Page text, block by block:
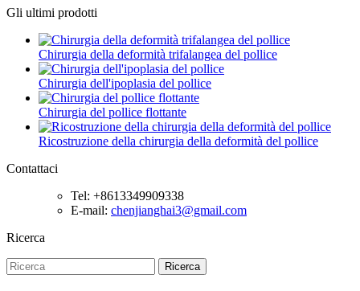
Gli ultimi prodotti
Chirurgia della deformità trifalangea del pollice
Chirurgia dell'ipoplasia del pollice
Chirurgia del pollice flottante
Ricostruzione della chirurgia della deformità del pollice
Contattaci
Tel: +8613349909338
E-mail: chenjianghai3@gmail.com
Ricerca
Ricerca